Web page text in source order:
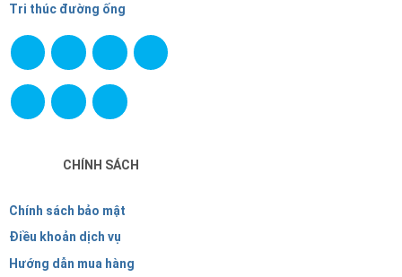
Tri thúc đường ống
CHÍNH SÁCH
Chính sách bảo mật
Điều khoản dịch vụ
Hướng dẫn mua hàng